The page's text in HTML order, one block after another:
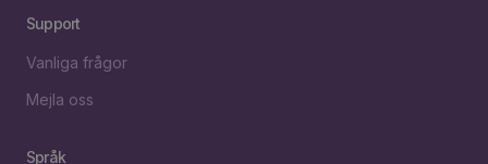
Support
Vanliga frågor
Mejla oss
Språk